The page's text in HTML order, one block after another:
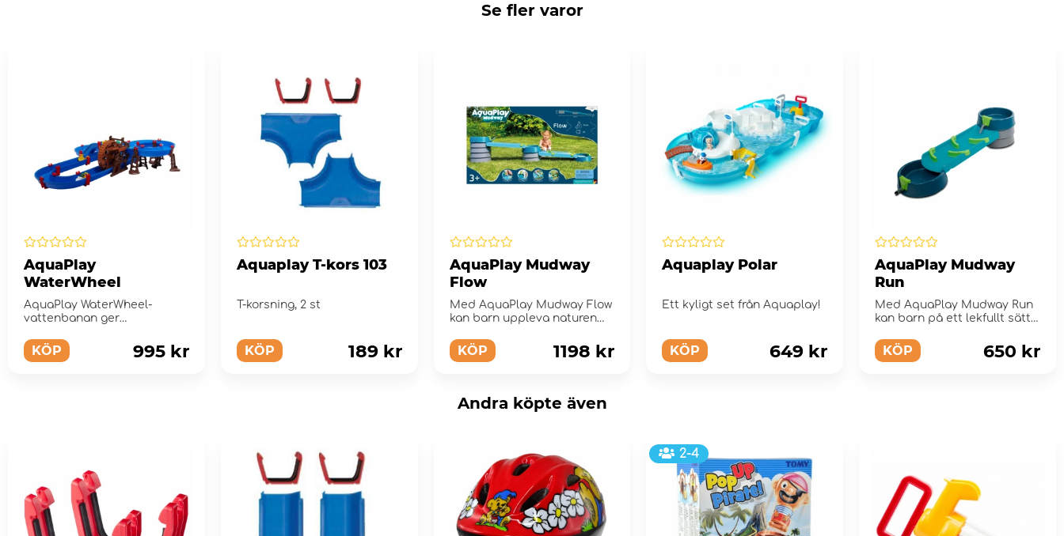
Se fler varor
AquaPlay
WaterWheel
AquaPlay WaterWheel-
vattenbanan ger
KÖP 995 kr
Aquaplay T-kors 103
T-korsning, 2 st
KÖP 189 kr
AquaPlay Mudway
Flow
Med AquaPlay Mudway Flow
kan barn uppleva naturen
KÖP 1198 kr
Aquaplay Polar
Ett kyligt set från Aquaplay!
KÖP 649 kr
AquaPlay Mudway
Run
Med AquaPlay Mudway Run
kan barn på ett lekfullt sätt
KÖP 650 kr
Andra köpte även
2-4